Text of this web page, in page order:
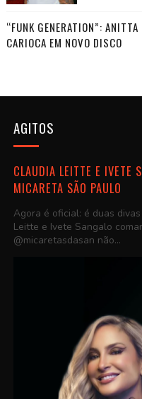
“FUNK GENERATION”:
CARIOCA EM NOVO DISCO
AGITOS
CLAUDIA LEITTE E IVETE
MICARETA SÃO PAULO
Agora é oficial: é duas
Leitte e Ivete Sangalo
@micaretasdasan não...